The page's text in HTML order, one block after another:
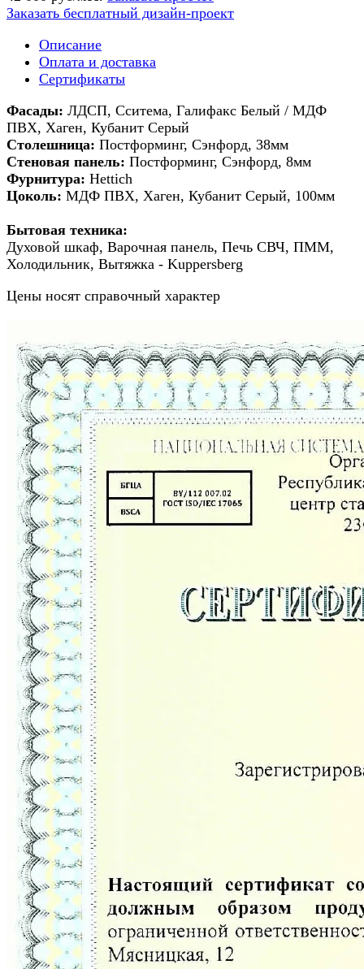
Заказать бесплатный дизайн-проект
Описание
Оплата и доставка
Сертификаты
Фасады: ЛДСП, Сситема, Галифакс Белый / МДФ
ПВХ, Хаген, Кубанит Серый
Столешница: Постформинг, Сэнфорд, 38мм
Стеновая панель: Постформинг, Сэнфорд, 8мм
Фурнитура: Hettich
Цоколь: МДФ ПВХ, Хаген, Кубанит Серый, 100мм
Бытовая техника:
Духовой шкаф, Варочная панель, Печь СВЧ, ПММ,
Холодильник, Вытяжка - Kuppersberg
Цены носят справочный характер